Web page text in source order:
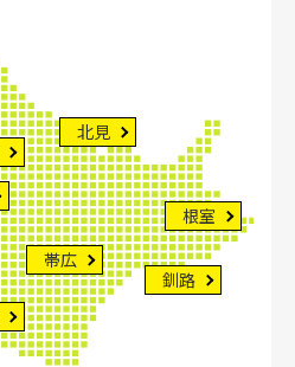
帯広
釧路
北見
根室